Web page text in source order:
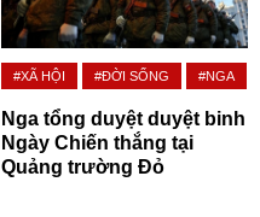
#XÃ HỘI #ĐỜI SỐNG #NGA
Nga tổng duyệt duyệt binh
Ngày Chiến thắng tại
Quảng trường Đỏ